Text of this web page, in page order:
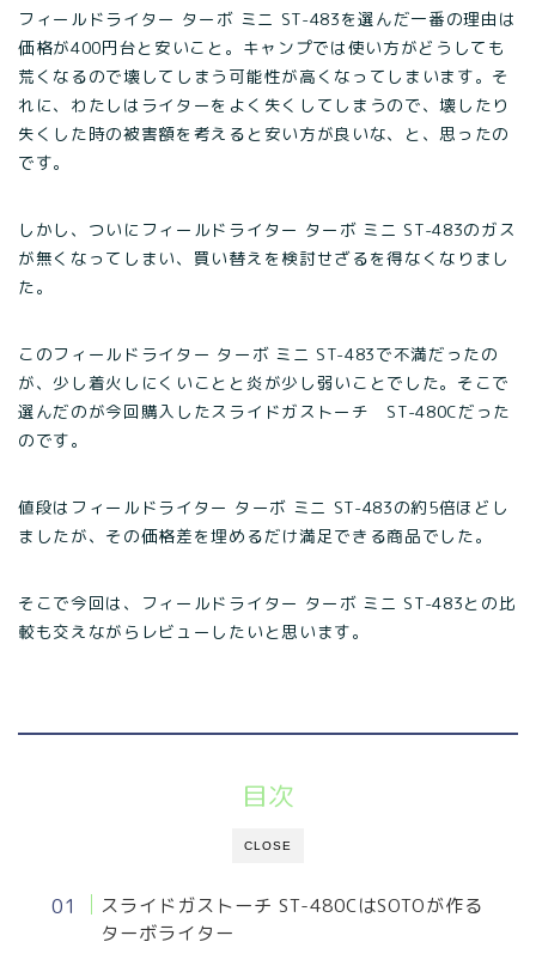
フィールドライター ターボ ミニ ST-483を選んだ一番の理由は
価格が400円台と安いこと。キャンプでは使い方がどうしても
荒くなるので壊してしまう可能性が高くなってしまいます。そ
れに、わたしはライターをよく失くしてしまうので、壊したり
失くした時の被害額を考えると安い方が良いな、と、思ったの
です。
しかし、ついにフィールドライター ターボ ミニ ST-483のガス
が無くなってしまい、買い替えを検討せざるを得なくなりまし
た。
このフィールドライター ターボ ミニ ST-483で不満だったの
が、少し着火しにくいことと炎が少し弱いことでした。そこで
選んだのが今回購入したスライドガストーチ ST-480Cだった
のです。
値段はフィールドライター ターボ ミニ ST-483の約5倍ほどし
ましたが、その価格差を埋めるだけ満足できる商品でした。
そこで今回は、フィールドライター ターボ ミニ ST-483との比
較も交えながらレビューしたいと思います。
CLOSE
目次
スライドガストーチ ST-480CはSOTOが作る
ターボライター